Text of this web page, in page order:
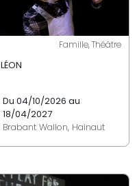
Famille, Théâtre
LÉON
Du 04/10/2026 au
18/04/2027
Brabant Wallon, Hainaut